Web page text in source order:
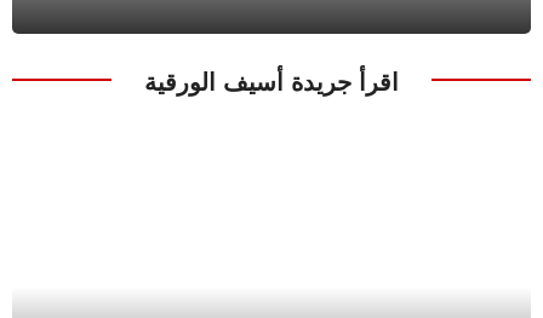
اقرأ جريدة أسيف الورقية